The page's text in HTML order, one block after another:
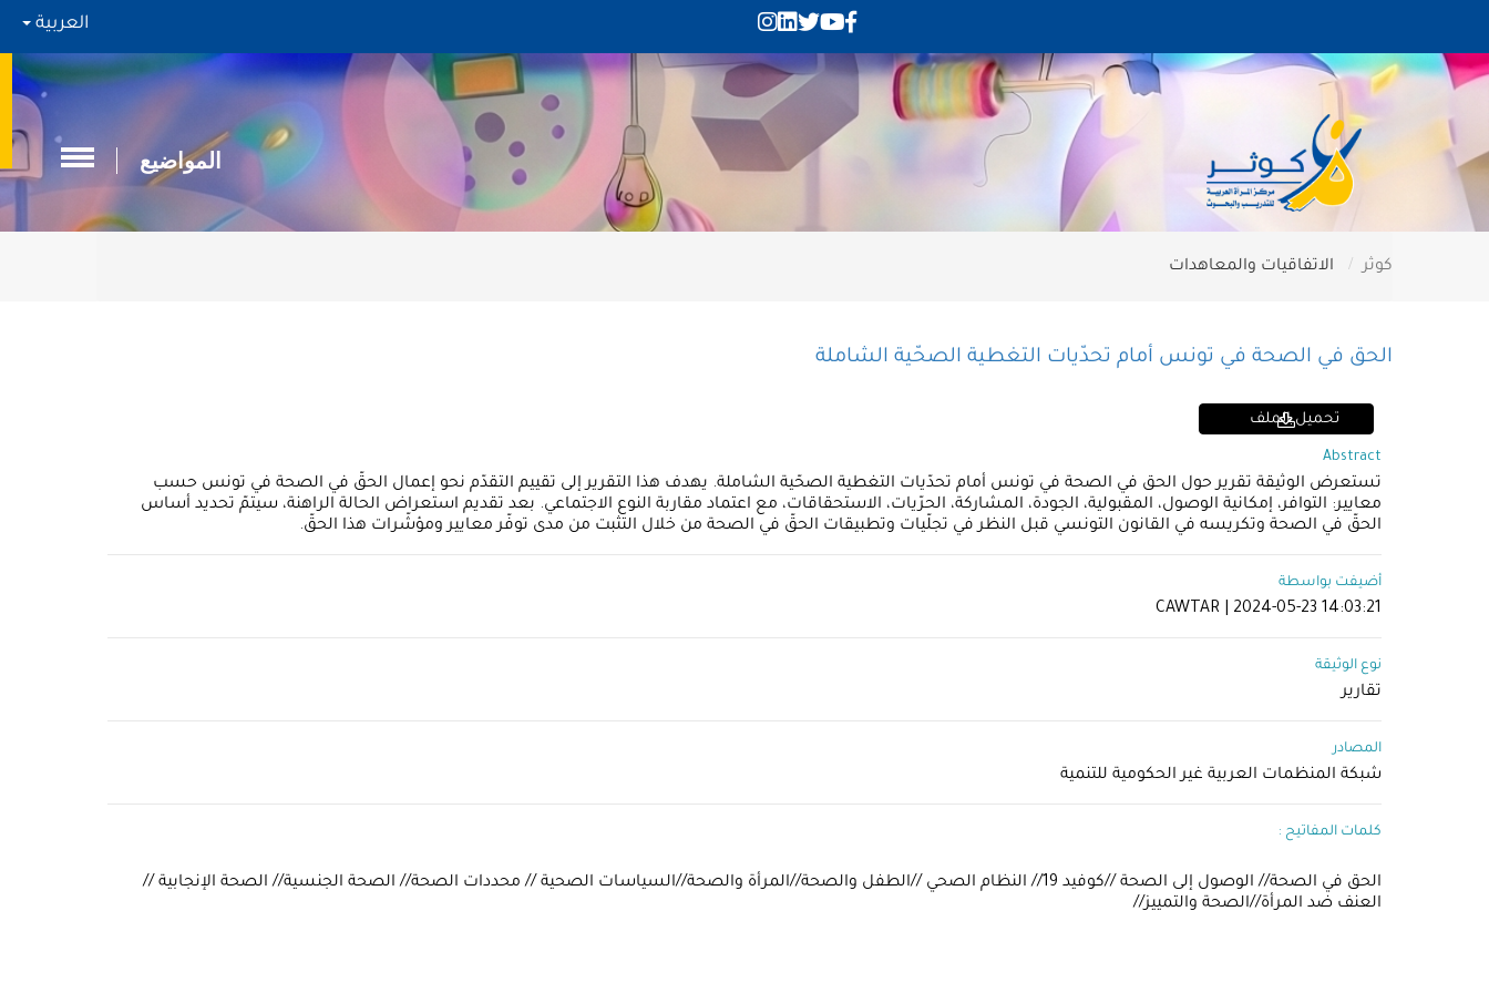
العربية
المواضيع
كوثر الاتفاقيات والمعاهدات
الحق في الصحة في تونس أمام تحدّيات التغطية الصحّية الشاملة
تحميل الملف
Abstract
تستعرض الوثيقة تقرير حول الحق في الصحة في تونس أمام تحدّيات التغطية الصحّية الشاملة. يهدف هذا التقرير إلى تقييم التقدّم نحو إعمال الحقّ في الصحة في تونس حسب
معايير: التوافر، إمكانية الوصول، المقبولية، الجودة، المشاركة، الحرّيات، الاستحقاقات، مع اعتماد مقاربة النوع الاجتماعي. بعد تقديم استعراض الحالة الراهنة، سيتمّ تحديد أساس
الحقّ في الصحة وتكريسه في القانون التونسي قبل النظر في تجلّيات وتطبيقات الحقّ في الصحة من خلال التثبت من مدى توفّر معايير ومؤشّرات هذا الحقّ.
أضيفت بواسطة
CAWTAR | 2024-05-23 14:03:21
نوع الوثيقة
تقارير
المصادر
شبكة المنظمات العربية غير الحكومية للتنمية
كلمات المفاتيح :
الحق في الصحة// الوصول إلى الصحة //كوفيد 19// النظام الصحي //الطفل والصحة//المرأة والصحة//السياسات الصحية // محددات الصحة// الصحة الجنسية// الصحة الإنجابية //
العنف ضد المرأة//الصحة والتمييز//